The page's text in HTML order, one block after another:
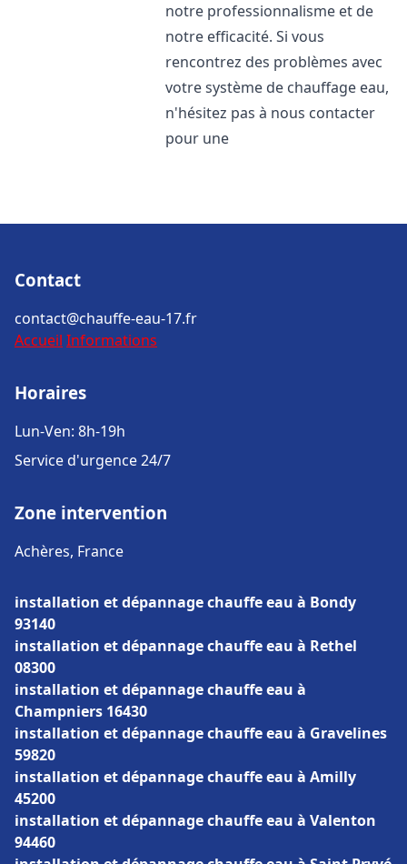
notre professionnalisme et de
notre efficacité. Si vous
rencontrez des problèmes avec
votre système de chauffage eau,
n'hésitez pas à nous contacter
pour une
Contact
contact@chauffe-eau-17.fr
Accueil Informations
Horaires
Lun-Ven: 8h-19h
Service d'urgence 24/7
Zone intervention
Achères, France
installation et dépannage chauffe eau à Bondy
93140
installation et dépannage chauffe eau à Rethel
08300
installation et dépannage chauffe eau à
Champniers 16430
installation et dépannage chauffe eau à Gravelines
59820
installation et dépannage chauffe eau à Amilly
45200
installation et dépannage chauffe eau à Valenton
94460